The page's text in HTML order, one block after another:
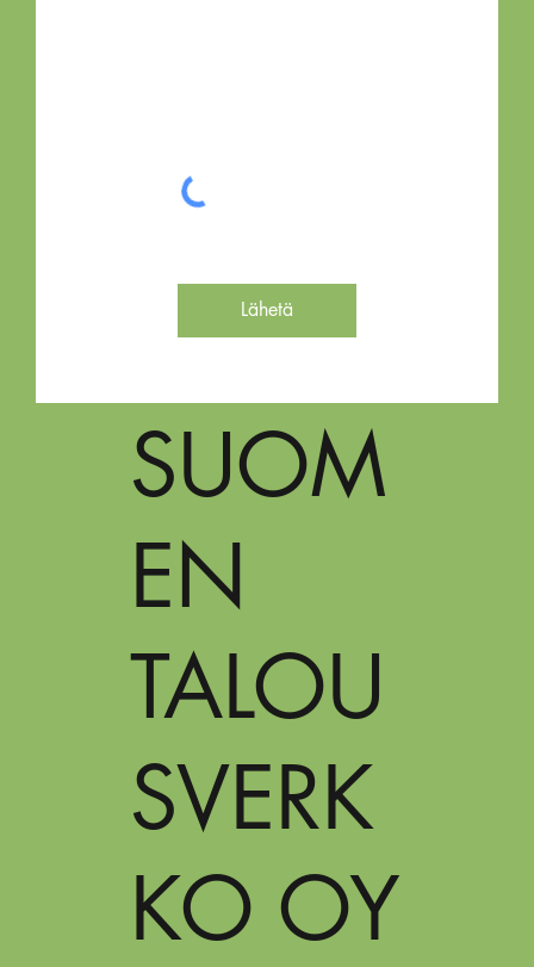
SUOM
EN
TALOU
SVERK
KO OY
Lähetä